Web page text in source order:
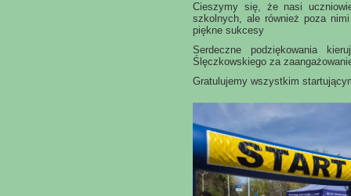
Cieszymy się, że nasi
szkolnych, ale również poza
piękne sukcesy
Serdeczne podziękowania
Ślęczkowskiego za
Gratulujemy wszystkim